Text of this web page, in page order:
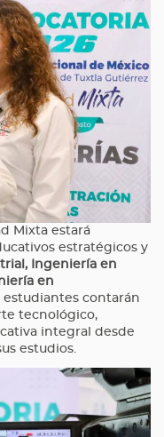
Mixta estará
estratégicos y
Ingeniería en
en
estudiantes contarán
tecnológico,
integral desde
estudios.